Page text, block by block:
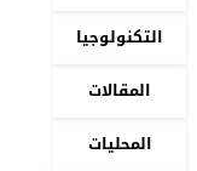
التكنولوجيا
المقالات
المحليات